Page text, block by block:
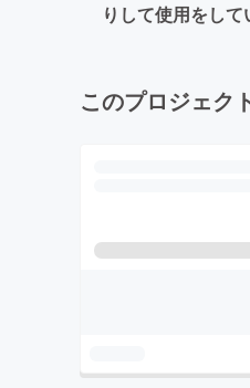
りして使用をし
このプロジェク